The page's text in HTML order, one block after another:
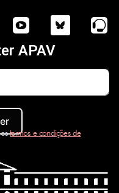
APAV
ostermos e condições de